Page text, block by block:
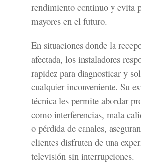
rendimiento continuo y evita
mayores en el futuro.
En situaciones donde la
afectada, los instaladores
rapidez para diagnosticar y
cualquier inconveniente. Su
técnica les permite abordar
como interferencias, mala
o pérdida de canales,
clientes disfruten de una
televisión sin interrupciones.